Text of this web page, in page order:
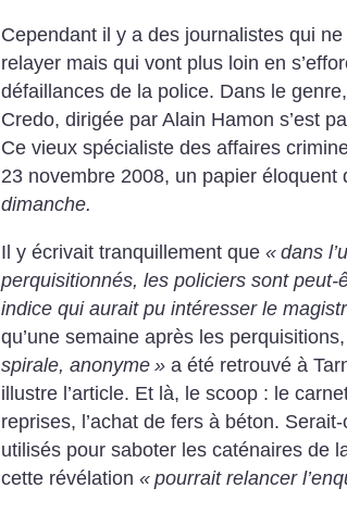
Cependant il y a des journalistes qui
relayer mais qui vont plus loin en
défaillances de la police. Dans le
Credo, dirigée par Alain Hamon s’est
Ce vieux spécialiste des affaires
23 novembre 2008, un papier éloquent
dimanche.
Il y écrivait tranquillement que « dans
perquisitionnés, les policiers sont peut-
indice qui aurait pu intéresser le
qu’une semaine après les perquisitions,
spirale, anonyme » a été retrouvé à
illustre l’article. Et là, le scoop : le
reprises, l’achat de fers à béton.
utilisés pour saboter les caténaires de
cette révélation « pourrait relancer